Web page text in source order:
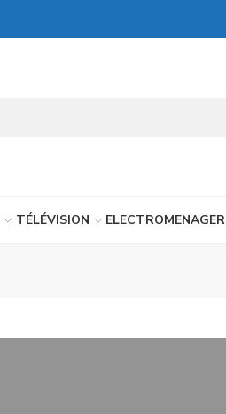
TÉLÉVISION ELECTROMENAGER